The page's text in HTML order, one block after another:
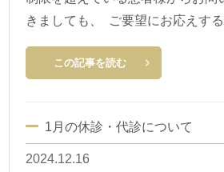
「jineko」当院取材記事
医療安全への取り組み
きましても、 ご要望にお応えす
この記事を読む
1月の休診・代診について
2024.12.16